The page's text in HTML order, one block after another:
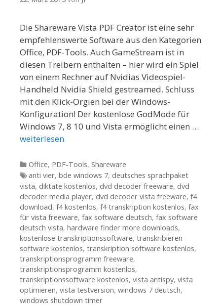
Die Shareware Vista PDF Creator ist eine sehr
empfehlenswerte Software aus den Kategorien
Office, PDF-Tools. Auch GameStream ist in
diesen Treibern enthalten – hier wird ein Spiel
von einem Rechner auf Nvidias Videospiel-
Handheld Nvidia Shield gestreamed. Schluss
mit den Klick-Orgien bei der Windows-
Konfiguration! Der kostenlose GodMode für
Windows 7, 8 10 und Vista ermöglicht einen …
weiterlesen
Kategorien
Office, PDF-Tools, Shareware
Tags
anti vier, bde windows 7, deutsches sprachpaket
vista, diktate kostenlos, dvd decoder freeware, dvd
decoder media player, dvd decoder vista freeware, f4
download, f4 kostenlos, f4 transkription kostenlos, fax
für vista freeware, fax software deutsch, fax software
deutsch vista, hardware finder more downloads,
kostenlose transkriptionssoftware, transkribieren
software kostenlos, transkription software kostenlos,
transkriptionsprogramm freeware,
transkriptionsprogramm kostenlos,
transkriptionssoftware kostenlos, vista antispy, vista
optimieren, vista testversion, windows 7 deutsch,
windows shutdown timer